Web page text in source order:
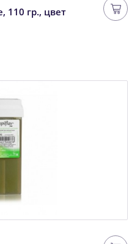
110 гр., цвет